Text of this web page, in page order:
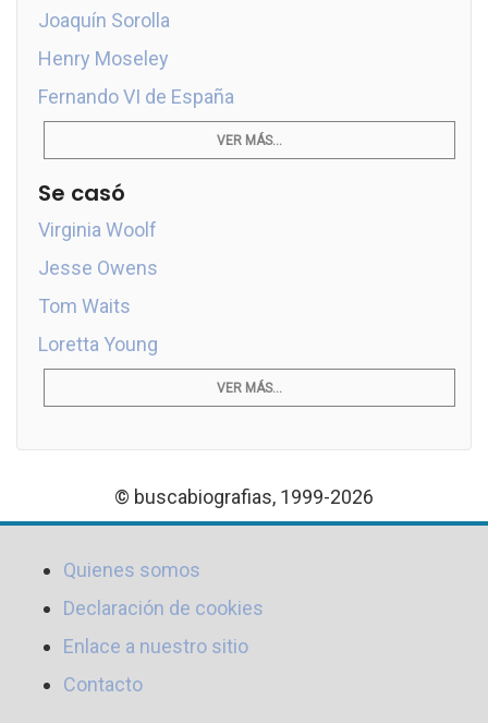
Joaquín Sorolla
Henry Moseley
Fernando VI de España
VER MÁS...
Se casó
Virginia Woolf
Jesse Owens
Tom Waits
Loretta Young
VER MÁS...
© buscabiografias, 1999-2026
Quienes somos
Declaración de cookies
Enlace a nuestro sitio
Contacto